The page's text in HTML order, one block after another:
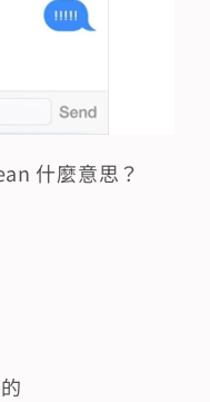
什麼意思？